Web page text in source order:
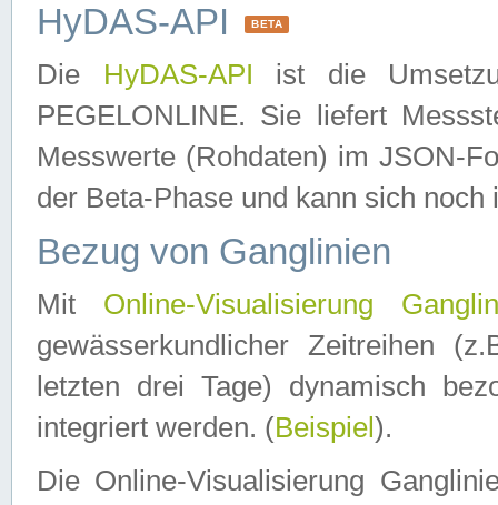
HyDAS-API BETA
Die HyDAS-API ist die
PEGELONLINE. Sie liefert
Messwerte (Rohdaten) im JSON-
der Beta-Phase und kann sich noch
Bezug von Ganglinien
Mit Online-Visualisierung
gewässerkundlicher Zeitreihen
letzten drei Tage) dynamisch
integriert werden. (Beispiel ).
Die Online-Visualisierung